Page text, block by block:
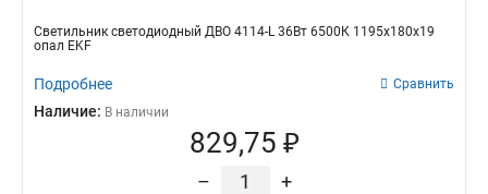
Светильник светодиодный ДВО 4114-L 36Вт 6500К 1195х180х19
опал EKF
Подробнее Сравнить
Наличие: В наличии
829,75 ₽
– +